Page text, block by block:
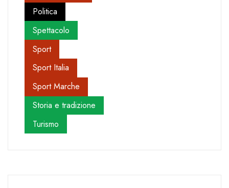
Politica
Spettacolo
Sport
Sport Italia
Sport Marche
Storia e tradizione
Turismo